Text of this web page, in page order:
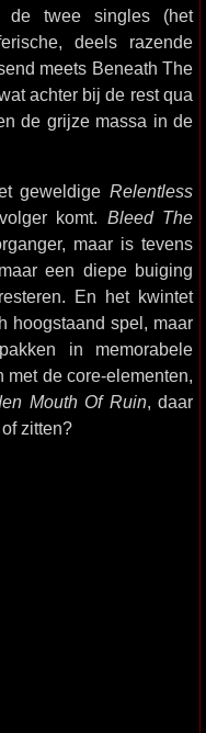
de twee singles (het
deels razende
meets Beneath The
achter bij de rest qua
de grijze massa in de
geweldige Relentless
komt. Bleed The
maar is tevens
een diepe buiging
En het kwintet
hoogstaand spel, maar
in memorabele
de core-elementen,
Mouth Of Ruin, daar
zitten?